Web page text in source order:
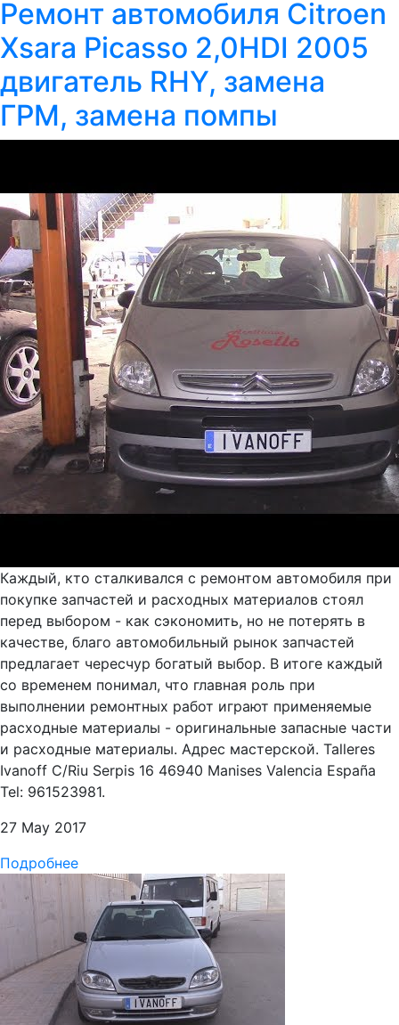
Ремонт автомобиля Citroen
Xsara Picasso 2,0HDI 2005
двигатель RHY, замена
ГРМ, замена помпы
Каждый, кто сталкивался с ремонтом автомобиля при
покупке запчастей и расходных материалов стоял
перед выбором - как сэкономить, но не потерять в
качестве, благо автомобильный рынок запчастей
предлагает чересчур богатый выбор. В итоге каждый
со временем понимал, что главная роль при
выполнении ремонтных работ играют применяемые
расходные материалы - оригинальные запасные части
и расходные материалы. Адрес мастерской. Talleres
Ivanoff C/Riu Serpis 16 46940 Manises Valencia España
Tel: 961523981.
27 May 2017
Подробнее